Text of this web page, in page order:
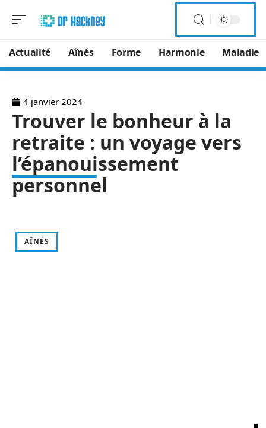
Actualité Aînés Forme Harmonie Maladie
4 janvier 2024
Trouver le bonheur à la
retraite : un voyage vers
l’épanouissement
personnel
AÎNÉS